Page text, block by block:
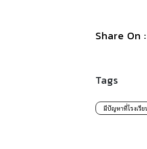
Share On :
Tags
มีปัญหาที่โรงเรีย